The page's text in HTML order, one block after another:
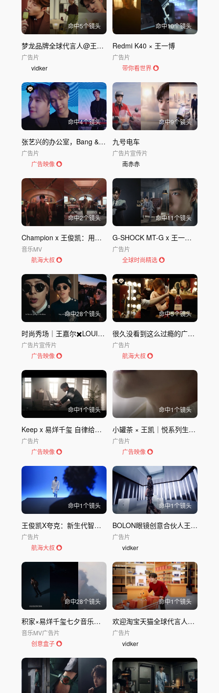
命中5个镜头
梦龙品牌全球代言人@王嘉尔 欢愉登场！
广告片
vidker
命中10个镜头
Redmi K40 × 王一博
广告片
带你看世界
命中4个镜头
张艺兴的办公室，Bang & Olufsen的声场
广告片
广告映像
命中9个镜头
九号电车
广告片宣传片
南赤赤
命中2个镜头
Champion x 王俊凯：用一支音乐MV，开启“全凭「敢想」奔赴热爱”
音乐MV
航海大叔
命中11个镜头
G-SHOCK MT-G x 王一博 广告｜卡西欧Casio
广告片
全球时尚精选
命中28个镜头
时尚秀场｜王嘉尔✖️LOUIS VUIT
广告片宣传片
广告映像
命中5个镜头
很久没看到这么过瘾的广告了......
广告片
航海大叔
命中1个镜头
Keep x 易烊千玺 自律给我自由
广告片
广告映像
命中1个镜头
小罐茶 × 王凯｜悦系列生活茶
广告片
广告映像
命中1个镜头
王俊凯X夸克：新生代智能搜索APP广告配乐解析
广告片
航海大叔
命中1个镜头
BOLON眼镜创意合伙人王俊凯，创意不断
广告片
vidker
命中28个镜头
积家×易烊千玺七夕音乐短片
音乐MV广告片
创意盒子
命中1个镜头
欢迎淘宝天猫全球代言人易烊千玺！淘好货、点外卖、生活所需，万能的淘宝样样都能！
广告片
vidker